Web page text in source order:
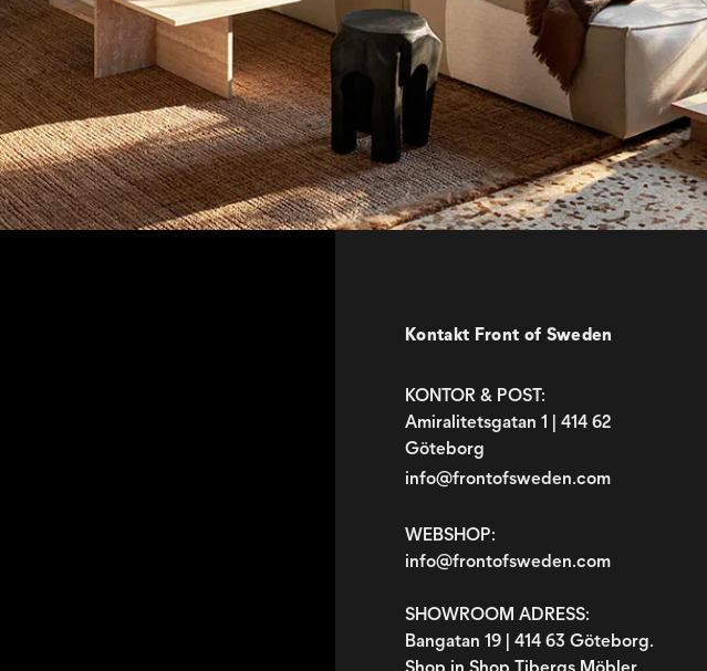
Kontakt Front of Sweden
KONTOR & POST:
Amiralitetsgatan 1 | 414 62
Göteborg
info@frontofsweden.com
WEBSHOP:
info@frontofsweden.com
SHOWROOM ADRESS:
Bangatan 19 | 414 63 Göteborg.